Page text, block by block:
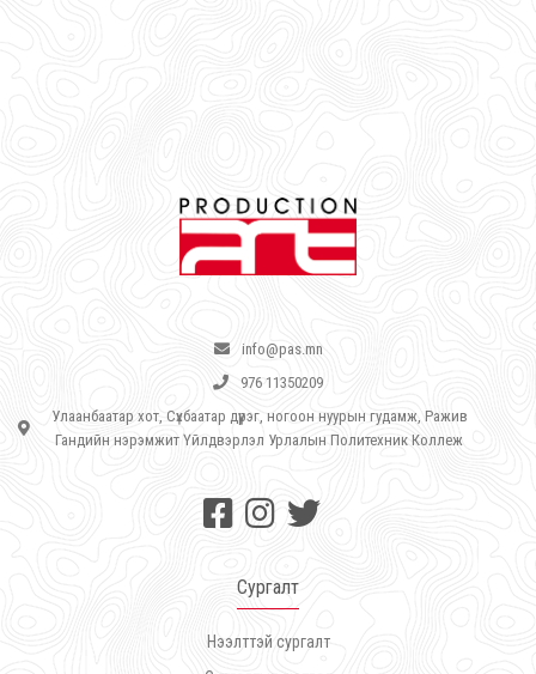
info@pas.mn
976 11350209
Улаанбаатар хот, Сүхбаатар дүүрэг, ногоон нуурын гудамж, Ражив
Гандийн нэрэмжит Үйлдвэрлэл Урлалын Политехник Коллеж
Сургалт
Нээлттэй сургалт